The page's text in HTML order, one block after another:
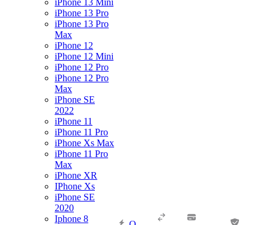
iPhone 13 Mini
iPhone 13 Pro
iPhone 13 Pro
Max
iPhone 12
iPhone 12 Mini
iPhone 12 Pro
iPhone 12 Pro
Max
iPhone SE
2022
iPhone 11
iPhone 11 Pro
iPhone Xs Max
iPhone 11 Pro
Max
iPhone XR
IPhone Xs
iPhone SE
2020
Iphone 8